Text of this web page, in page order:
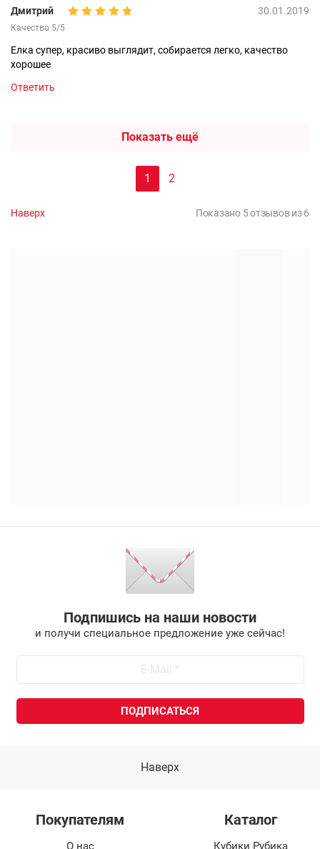
Дмитрий 30.01.2019
Качество 5/5
Елка супер, красиво выглядит, собирается легко, качество
хорошее
Ответить
Показать ещё
1 2
Наверх Показано 5 отзывов из 6
Подпишись на наши новости
и получи специальное предложение уже сейчас!
Наверх
Покупателям
О нас
Каталог
Кубики Рубика